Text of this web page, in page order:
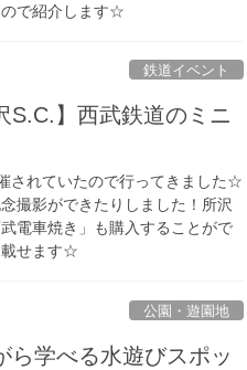
ので紹介します☆
鉄道イベント
S.C.】西武鉄道のミニ
されていたので行ってきました☆
撮影ができたりしました！所沢
電車焼き」も購入することがで
載せます☆
公園・遊園地
ら学べる水遊びスポッ